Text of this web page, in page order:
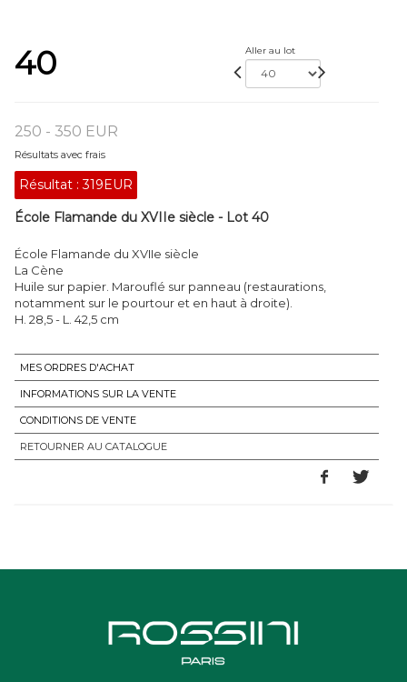
40 Aller au lot
250 - 350 EUR
Résultats avec frais
Résultat :319EUR
École Flamande du XVIIe siècle - Lot 40
École Flamande du XVIIe siècle
La Cène
Huile sur papier. Marouflé sur panneau (restaurations,
notamment sur le pourtour et en haut à droite).
MES ORDRES D'ACHAT
INFORMATIONS SUR LA VENTE
CONDITIONS DE VENTE
RETOURNER AU CATALOGUE